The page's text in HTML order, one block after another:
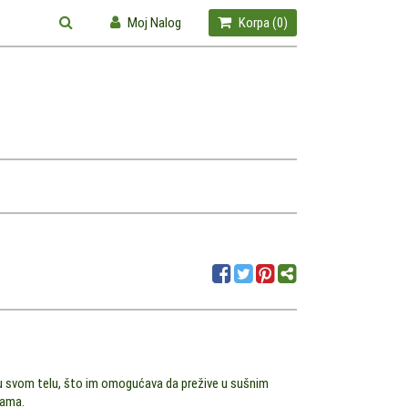
Moj Nalog Korpa (0)
telu, što im omogućava da prežive u sušnim